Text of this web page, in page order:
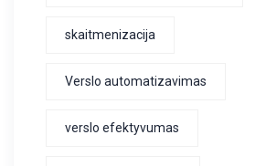
skaitmenizacija
Verslo automatizavimas
verslo efektyvumas